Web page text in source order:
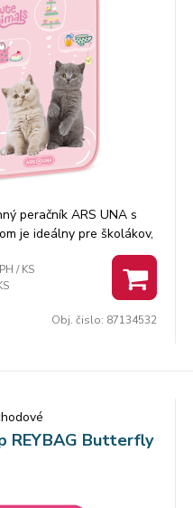
peračník ARS UNA s
je ideálny pre školákov,
školské potreby vždy
vnútornému členeniu
ktoré musia byť
a 4 menšie úchyty na
mince alebo iné poklady.
/ KS
Obj. čislo: 87134532
REYBAG Butterfly